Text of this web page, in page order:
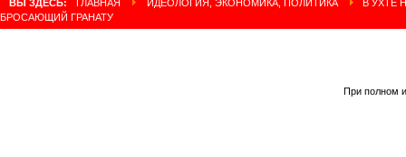
ВЫ ЗДЕСЬ: ГЛАВНАЯ ИДЕОЛОГИЯ, ЭКОНОМИКА, ПОЛИТИКА
В УХТЕ
БРОСАЮЩИЙ ГРАНАТУ
При полном